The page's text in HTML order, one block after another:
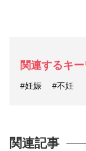
関連するキ
#妊娠 #不妊
関連記事